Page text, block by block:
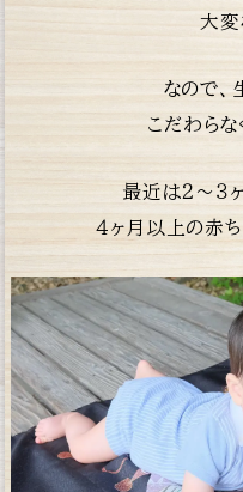
大変
なので、
こだわら
最近は２〜３
４ヶ月以上の赤